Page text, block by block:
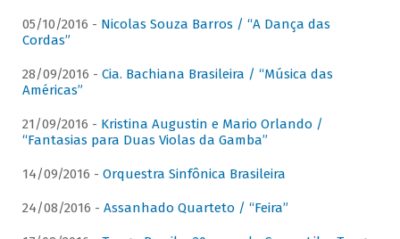
05/10/2016 - Nicolas Souza Barros / “A Dança das
Cordas”
28/09/2016 - Cia. Bachiana Brasileira / “Música das
Américas”
21/09/2016 - Kristina Augustin e Mario Orlando /
“Fantasias para Duas Violas da Gamba”
14/09/2016 - Orquestra Sinfônica Brasileira
24/08/2016 - Assanhado Quarteto / “Feira”